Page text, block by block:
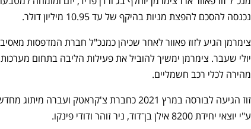
נכנסה להסכם להפצת מניות בהיקף של עד 10.95 מיליון דולר.
מהירה לכלי רכב חשמליים.
ע"י יוצאי יחידת 8200 אילן בן־דוד, ניר זוהר ודודי פינקו.